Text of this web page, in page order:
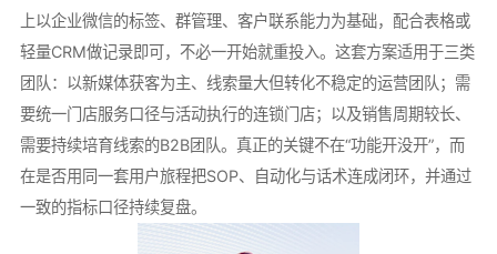
上以企业微信的标签、群管理、客户联系能力为基础，配合表格或
轻量CRM做记录即可，不必一开始就重投入。这套方案适用于三类
团队：以新媒体获客为主、线索量大但转化不稳定的运营团队；需
要统一门店服务口径与活动执行的连锁门店；以及销售周期较长、
需要持续培育线索的B2B团队。真正的关键不在“功能开没开”，而
在是否用同一套用户旅程把SOP、自动化与话术连成闭环，并通过
一致的指标口径持续复盘。